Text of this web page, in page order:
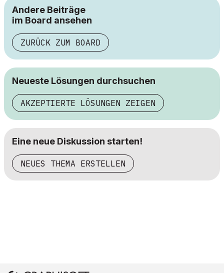
Andere Beiträge
im Board ansehen
ZURÜCK ZUM BOARD
Neueste Lösungen durchsuchen
AKZEPTIERTE LÖSUNGEN ZEIGEN
Eine neue Diskussion starten!
NEUES THEMA ERSTELLEN